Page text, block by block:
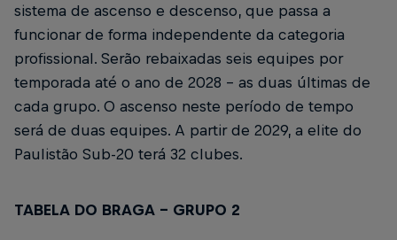
sistema de ascenso e descenso, que passa a
funcionar de forma independente da categoria
profissional. Serão rebaixadas seis equipes por
temporada até o ano de 2028 - as duas últimas de
cada grupo. O ascenso neste período de tempo
será de duas equipes. A partir de 2029, a elite do
Paulistão Sub-20 terá 32 clubes.
TABELA DO BRAGA - GRUPO 2